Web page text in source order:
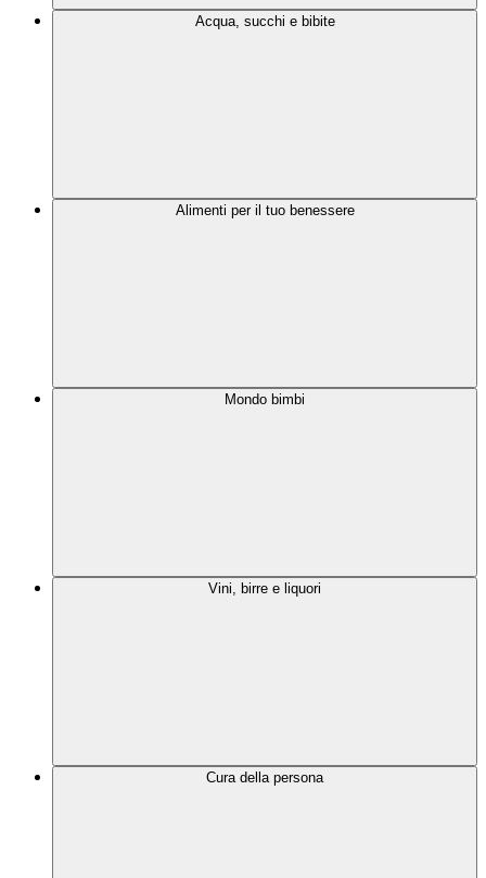
Acqua, succhi e bibite
Alimenti per il tuo benessere
Mondo bimbi
Vini, birre e liquori
Cura della persona